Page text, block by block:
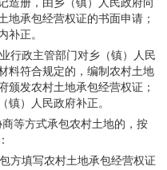
造册，由乡（镇）人民政府向
地承包经营权证的书面申请；
补正。
行政主管部门对乡（镇）人民
料符合规定的，编制农村土地
颁发农村土地承包经营权证；
镇）人民政府补正。
等方式承包农村土地的，按
方填写农村土地承包经营权证